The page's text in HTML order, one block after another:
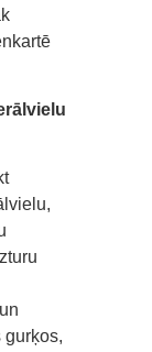
gurķos,